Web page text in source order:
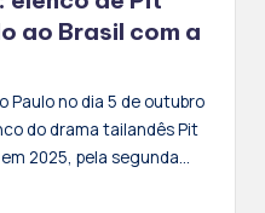
ao Brasil com a
Paulo no dia 5 de outubro
do drama tailandês Pit
2025, pela segunda…